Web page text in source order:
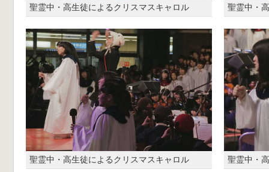
聖霊中・高生徒によるクリスマスキャロル 聖霊中・
聖霊中・高生徒によるクリスマスキャロル 聖霊中・